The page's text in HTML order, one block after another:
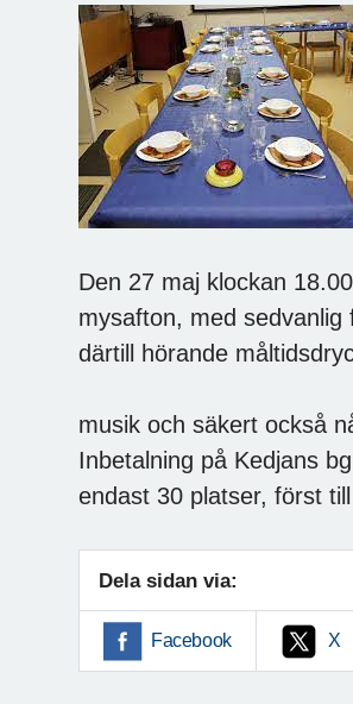
Den 27 maj klockan
mysafton, med
därtill hörande
Kvällen
musik och säkert också
Inbetalning på Kedjans
endast 30 platser, först
Dela sidan via:
Facebook X